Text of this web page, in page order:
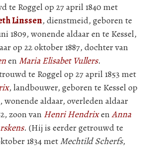
te Roggel op 27 april 1840 met
Linssen, dienstmeid, geboren te
1809, wonende aldaar en te Kessel,
op 22 oktober 1887, dochter van
en Maria Elisabet Vullers.
te Roggel op 27 april 1853 met
, landbouwer, geboren te Kessel op
wonende aldaar, overleden aldaar
zoon van Henri HendrixenAnna
. (Hij is eerder getrouwd te
1834 met Mechtild Scherfs,